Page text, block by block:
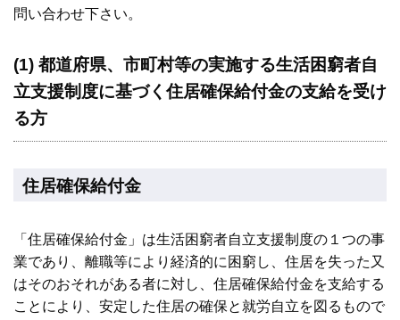
問い合わせ下さい。
(1) 都道府県、市町村等の実施する生活困窮者自
立支援制度に基づく住居確保給付金の支給を受け
る方
住居確保給付金
「住居確保給付金」は生活困窮者自立支援制度の１つの事
業であり、離職等により経済的に困窮し、住居を失った又
はそのおそれがある者に対し、住居確保給付金を支給する
ことにより、安定した住居の確保と就労自立を図るもので